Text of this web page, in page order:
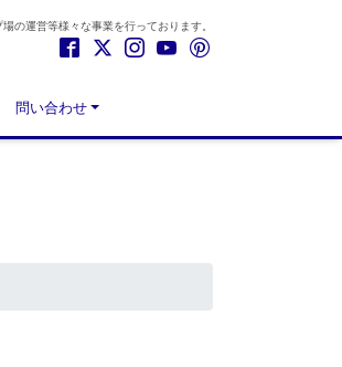
の運営等様々な事業を行っております。
問い合わせ